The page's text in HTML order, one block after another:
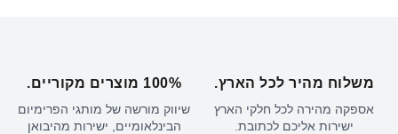
משלוח מהיר לכל הארץ.
אספקה מהירה לכל חלקי הארץ
ישירות אליכם לכתובת.
100% מוצרים מקוריים.
שיווק מורשה של מותגי הפרימיום
הבינלאומיים, ישירות מהיבואן